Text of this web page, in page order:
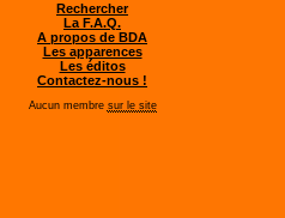
Rechercher
La F.A.Q.
A propos de BDA
Les apparences
Les éditos
Contactez-nous !
Aucun membre sur le site